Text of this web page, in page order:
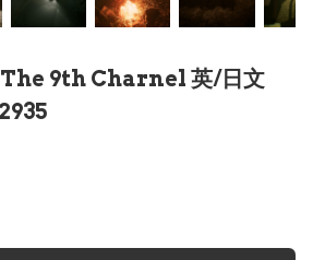
The 9th Charnel 英/日文